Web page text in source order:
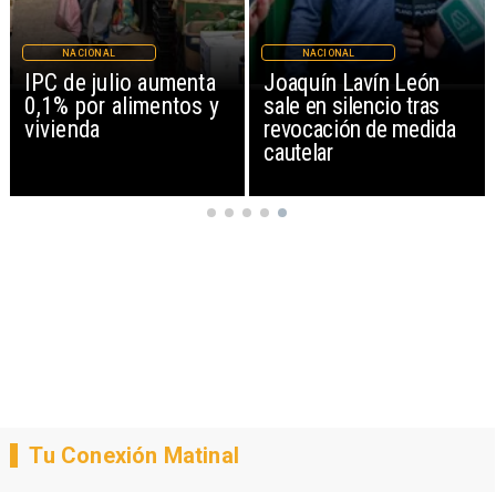
IPC de julio aumenta
0,1% por alimentos y
vivienda
NACIONAL
Joaquín Lavín León
sale en silencio tras
revocación de medida
cautelar
NACIONAL
Tu Conexión Matinal